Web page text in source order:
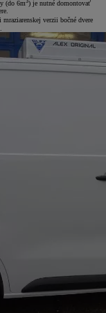
(do 6m ) je nutné domontovať
mraziarenskej verzii bočné dvere